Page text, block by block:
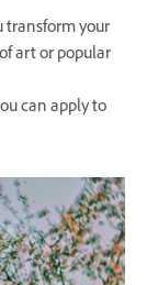
transform your
art or popular
can apply to